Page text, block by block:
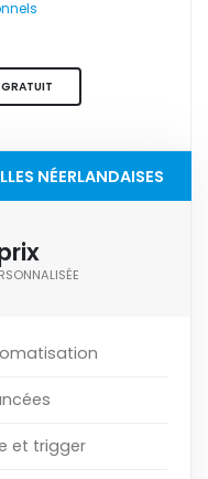
NÉERLANDAISES
et trigger